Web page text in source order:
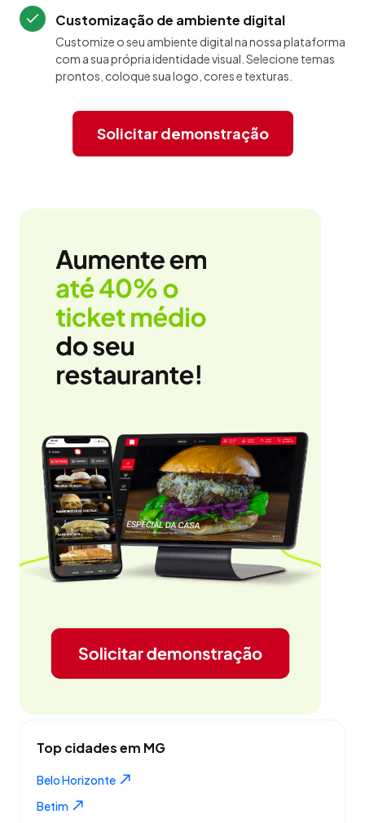
Customização de ambiente digital
Customize o seu ambiente digital na nossa plataforma
com a sua própria identidade visual. Selecione temas
prontos, coloque sua logo, cores e texturas.
Solicitar demonstração
Top cidades em MG
Belo Horizonte
Betim